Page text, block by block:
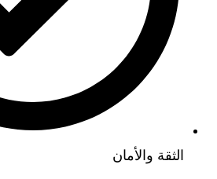
الثقة والأمان